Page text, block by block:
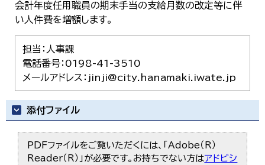
会計年度任用職員の期末手当の支給月数の改定等に伴
い人件費を増額します。
担当：人事課
電話番号：0198-41-3510
メールアドレス：jinji@city.hanamaki.iwate.jp
添付ファイル
PDFファイルをご覧いただくには、「Adobe（R）
Reader（R）」が必要です。お持ちでない方はアドビシ